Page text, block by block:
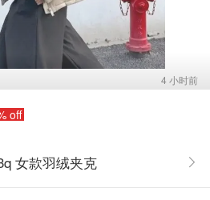
4 小时前
off
女款羽绒夹克